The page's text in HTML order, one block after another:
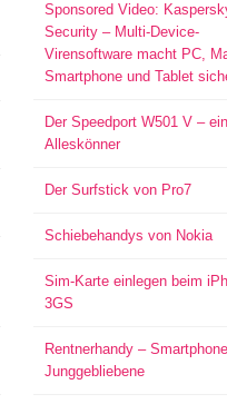
Sponsored Video:
Security – Multi-Device-
Virensoftware macht PC,
Smartphone und Tablet
Der Speedport W501 V – ein
Alleskönner
Der Surfstick von Pro7
Schiebehandys von Nokia
Sim-Karte einlegen beim
3GS
Rentnerhandy –
Junggebliebene